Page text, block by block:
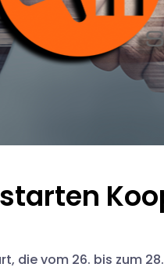
die vom 26. bis zum